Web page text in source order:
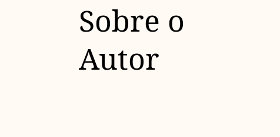
Sobre o
Autor